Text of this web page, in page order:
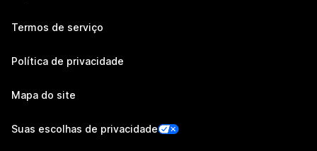
Termos de serviço
Política de privacidade
Mapa do site
Suas escolhas de privacidade